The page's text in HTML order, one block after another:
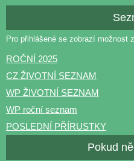
Pro přihlášené se zobrazí možnost
ROČNÍ 2025
CZ ŽIVOTNÍ SEZNAM
WP ŽIVOTNÍ SEZNAM
WP roční seznam
POSLEDNÍ PŘÍRUSTKY
Pokud